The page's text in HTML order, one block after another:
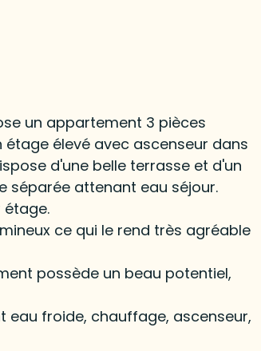
un appartement 3 pièces
élevé avec ascenseur dans
d'une belle terrasse et d'un
séparée attenant eau séjour.
étage.
ce qui le rend très agréable
possède un beau potentiel,
froide, chauffage, ascenseur,